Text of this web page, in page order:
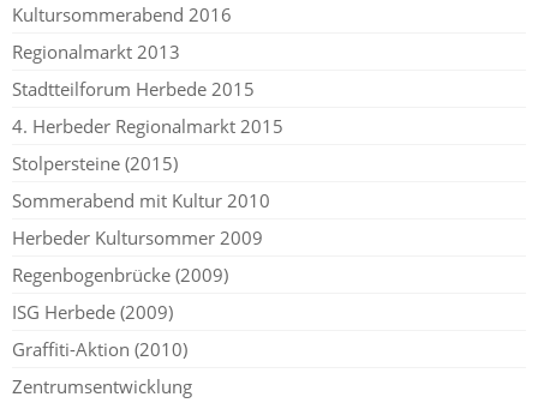
Kultursommerabend 2016
Regionalmarkt 2013
Stadtteilforum Herbede 2015
4. Herbeder Regionalmarkt 2015
Stolpersteine (2015)
Sommerabend mit Kultur 2010
Herbeder Kultursommer 2009
Regenbogenbrücke (2009)
ISG Herbede (2009)
Graffiti-Aktion (2010)
Zentrumsentwicklung